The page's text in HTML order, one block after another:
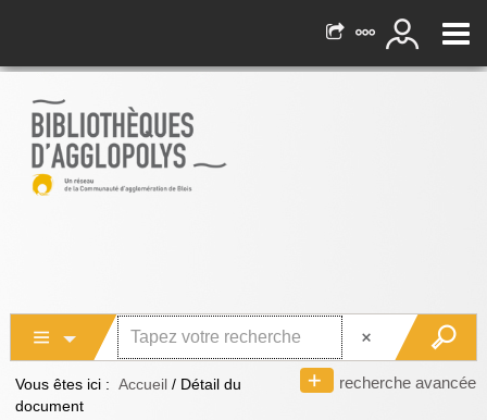
recherche avancée
Vous êtes ici : Accueil / Détail du
document